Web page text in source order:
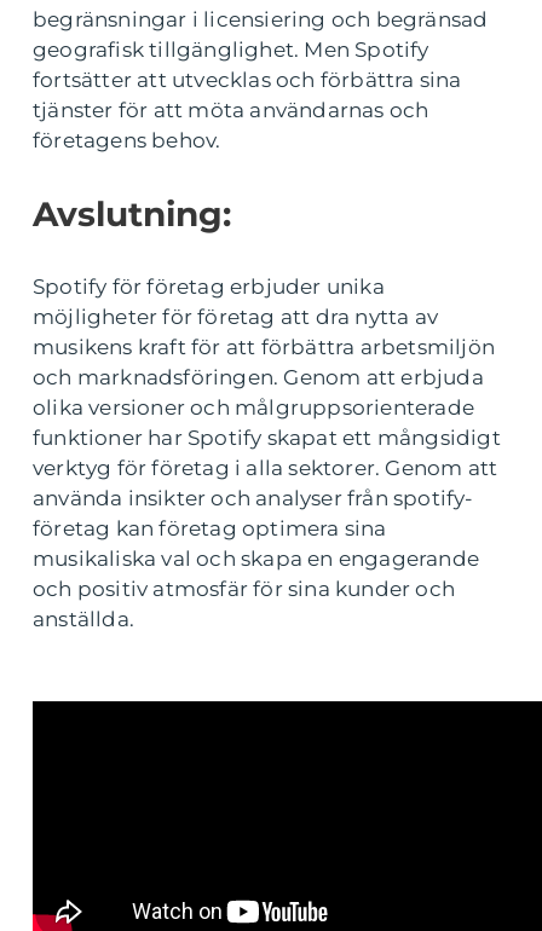
begränsningar i licensiering och begränsad
geografisk tillgänglighet. Men Spotify
fortsätter att utvecklas och förbättra sina
tjänster för att möta användarnas och
företagens behov.
Avslutning:
Spotify för företag erbjuder unika
möjligheter för företag att dra nytta av
musikens kraft för att förbättra arbetsmiljön
och marknadsföringen. Genom att erbjuda
olika versioner och målgruppsorienterade
funktioner har Spotify skapat ett mångsidigt
verktyg för företag i alla sektorer. Genom att
använda insikter och analyser från spotify-
företag kan företag optimera sina
musikaliska val och skapa en engagerande
och positiv atmosfär för sina kunder och
anställda.